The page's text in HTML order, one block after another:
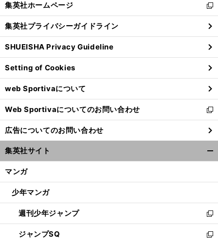
閉
る
集英社ホームページ
新
し
い
ウ
ィ
ン
ド
ウ
で
開
く
集英社プライバシーガイドライン
SHUEISHA Privacy Guideline
Setting of Cookies
web Sportivaについて
Web Sportivaについてのお問い合わせ
新
し
い
ウ
ィ
ン
ウ
開
く
広告についてのお問い合わせ
集英社サイト
マンガ
少年マンガ
週刊少年ジャンプ
新
し
い
ジャンプSQ
新